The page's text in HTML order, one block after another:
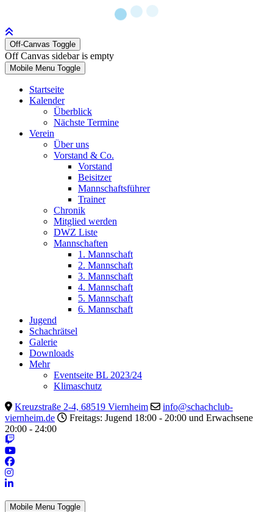
Off-Canvas Toggle
Off Canvas sidebar is empty
Mobile Menu Toggle
Startseite
Kalender
Überblick
Nächste Termine
Verein
Über uns
Vorstand & Co.
Vorstand
Beisitzer
Mannschaftsführer
Trainer
Chronik
Mitglied werden
DWZ Liste
Mannschaften
1. Mannschaft
2. Mannschaft
3. Mannschaft
4. Mannschaft
5. Mannschaft
6. Mannschaft
Jugend
Schachrätsel
Galerie
Downloads
Mehr
Eventseite BL 2023/24
Klimaschutz
Kreuzstraße 2-4, 68519 Viernheim
info@schachclub-
viernheim.de
Freitags: Jugend 18:00 - 20:00 und Erwachsene
20:00 - 24:00
Mobile Menu Toggle